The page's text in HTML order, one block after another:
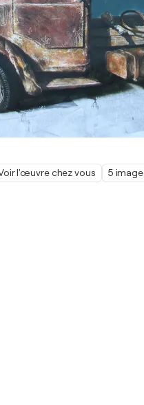
l'œuvre chez vous 5